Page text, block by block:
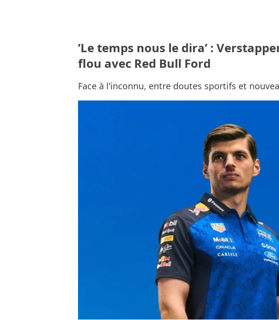
’Le temps nous le dira’ :
flou avec Red Bull Ford
Face à l’inconnu, entre doutes sportifs et